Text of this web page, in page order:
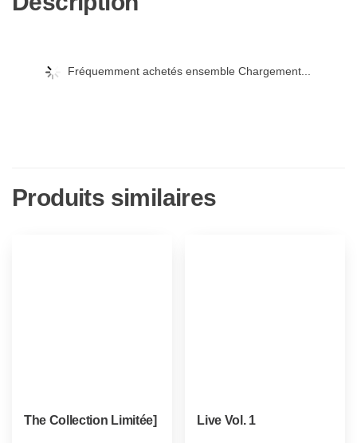
Fréquemment achetés ensemble Chargement...
Produits similaires
The Collection Limitée] Live Vol. 1